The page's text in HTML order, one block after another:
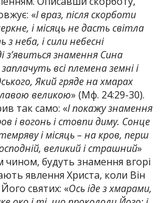
«І враз, після скорботи
і місяць не дасть світла
з неба, і сили небесні
з’явиться знамення Сина
всі племена земні і
Який гряде на хмарах
великою» (Мф. 24:29-30).
так само: «І покажу знамення
і вогонь і стовпи диму. Сонце
і місяць – на кров, перш
великий і страшний»
чином, будуть знамення вгорі
явлення Христа, коли Він
святих: «Ось іде з хмарами,